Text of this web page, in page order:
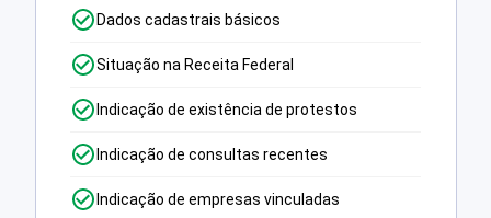
Dados cadastrais básicos
Situação na Receita Federal
Indicação de existência de protestos
Indicação de consultas recentes
Indicação de empresas vinculadas